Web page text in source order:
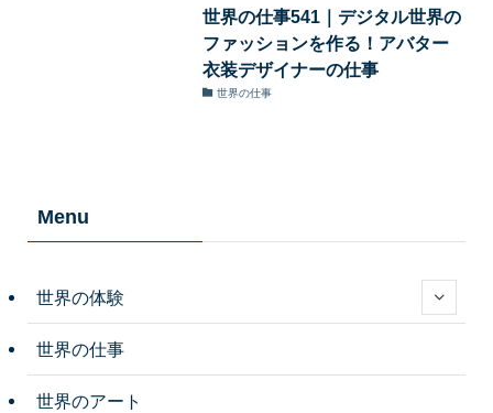
世界の仕事541｜デジタル世界の
ファッションを作る！アバター
衣装デザイナーの仕事
世界の仕事
Menu
世界の体験
世界の仕事
世界のアート